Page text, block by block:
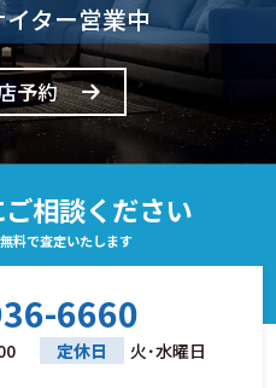
ター営業中
予約
相談ください
料で査定いたします
6660
定休日 火･水曜日